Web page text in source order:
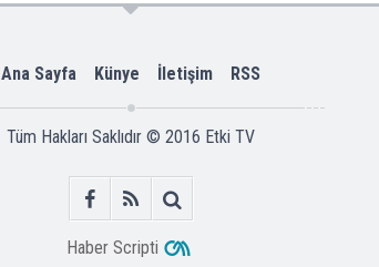
Ana Sayfa Künye İletişim RSS
Tüm Hakları Saklıdır © 2016 Etki TV
Haber Scripti